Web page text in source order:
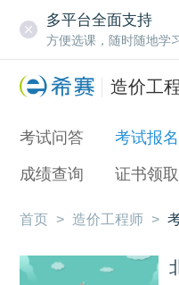
多平台全面支持
方便选课，随时随地学
造价工
考试问答 考试报名
成绩查询 证书领取
首页 > 造价工程师 >